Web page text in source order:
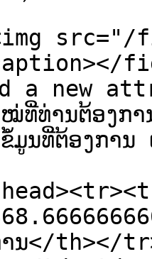
a new
ໝ່ທີ່ທ່ານຕ້ອງກ
ມູນທີ່ຕ້ອງກາ
ານ</th></